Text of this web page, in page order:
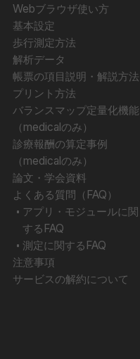
Webブラウザ使い方
基本設定
歩行測定方法
解析データ
帳票の項目説明・解説方法
プリント方法
バランスマップ定量化機能
（medicalのみ）
診療報酬の算定事例
（medicalのみ）
論文・学会資料
よくある質問（FAQ）
アプリ・モジュールに関
するFAQ
測定に関するFAQ
注意事項
サービスの解約について